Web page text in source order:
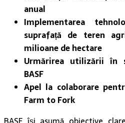
anual
Implementarea
suprafață de teren
milioane de hectare
Urmărirea utilizăriiîn
BASF
Apel la colaborare
Farm to Fork